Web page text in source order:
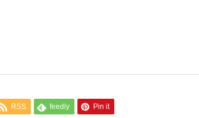
RSS feedly Pin it